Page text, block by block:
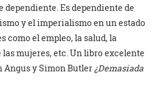
Es dependiente de
y el imperialismo en un estado
como el empleo, la salud, la
mujeres, etc. Un libro excelente
Angus y Simon Butler¿Demasiada